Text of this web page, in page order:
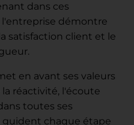
dans ces
démontre
satisfaction client et le
en avant ses valeurs
réactivité, l'écoute
toutes ses
guident chaque étape